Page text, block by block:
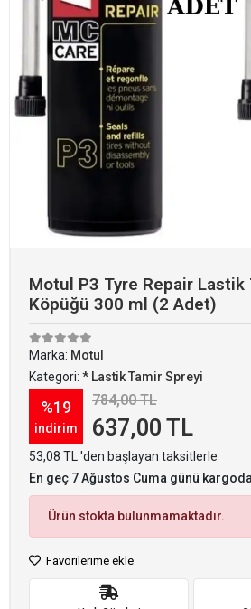
Motul P3 Tyre Repair
Köpüğü 300 ml (2 Adet)
Marka: Motul
Kategori: * Lastik Tamir Spreyi
%19
indirim
784,00 TL
637,00 TL
53,08 TL 'den başlayan taksitlerle
En geç 7 Ağustos Cuma günü
Ürün stokta bulunmamaktadır.
Favorilerime ekle